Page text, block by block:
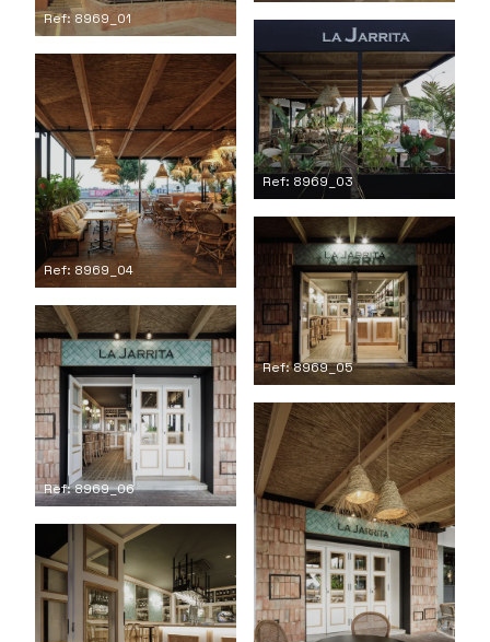
Ref: 8969_01
Ref: 8969_03
Ref: 8969_04
Ref: 8969_05
Ref: 8969_06